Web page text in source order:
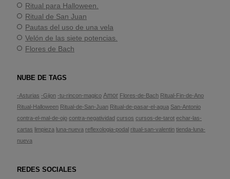
Ritual para Halloween.
Ritual de San Juan
Pautas del uso de una vela
Velón de las siete potencias.
Flores de Bach
NUBE DE TAGS
-Asturias -Gijon -tu-rincon-magico Amor Flores-de-Bach Ritual-Fin-de-Ano
Ritual-Halloween Ritual-de-San-Juan Ritual-de-pasar-el-agua San-Antonio
contra-el-mal-de-ojo contra-negatividad cursos cursos-de-tarot echar-las-
cartas limpieza luna-nueva reflexologia-podal ritual-san-valentin tienda-luna-
nueva
REDES SOCIALES